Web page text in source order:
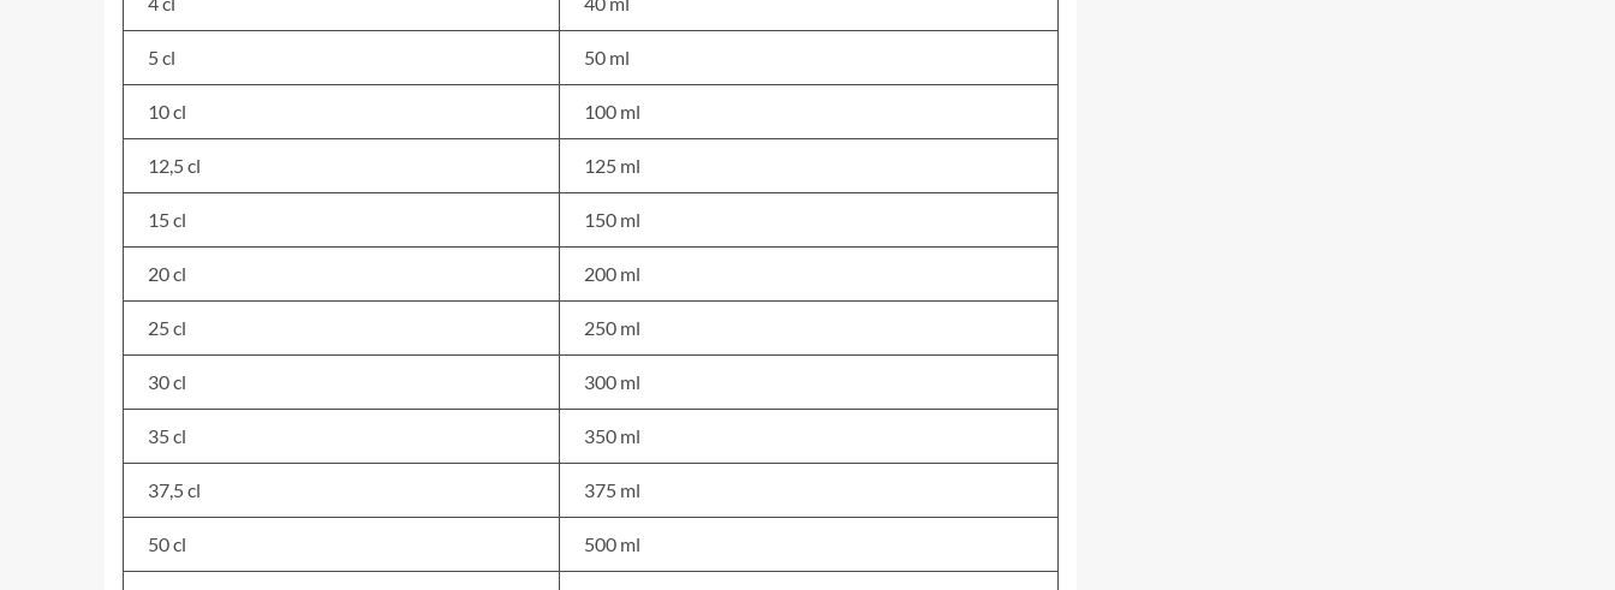
5 cl 50 ml
10 cl 100 ml
12,5 cl 125 ml
15 cl 150 ml
20 cl 200 ml
25 cl 250 ml
30 cl 300 ml
35 cl 350 ml
37,5 cl 375 ml
50 cl 500 ml